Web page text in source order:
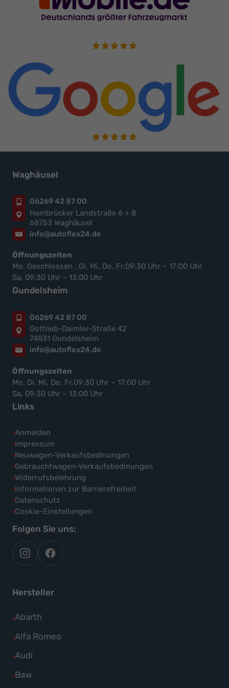
Waghäusel
06269 42 87 00
Hambrücker Landstraße 6 + 8
68753 Waghäusel
info@autoflex24.de
Öffnungszeiten
Mo. Geschlossen , Di, Mi, Do, Fr,09:30 Uhr – 17:00 Uhr
Sa, 09:30 Uhr – 13:00 Uhr
Gundelsheim
06269 42 87 00
Gottlieb-Daimler-Straße 42
74831 Gundelsheim
info@autoflex24.de
Öffnungszeiten
Mo, Di, Mi, Do, Fr,09:30 Uhr – 17:00 Uhr
Sa, 09:30 Uhr – 13:00 Uhr
Links
Anmelden
Impressum
Neuwagen-Verkaufsbedinungen
Gebrauchtwagen-Verkaufsbedinungen
Widerrufsbelehrung
Informationen zur Barrierefreiheit
Datenschutz
Cookie-Einstellungen
Folgen Sie uns:
autoflex
auf
autoflex24
auf
Hersteller
Abarth
Alle
Fahrzeuge
Abarth
anzeigen
Alfa Romeo
Alle
Fahrzeuge
Alfa
Audi
Alle
Fahrzeuge
Baw
Alle